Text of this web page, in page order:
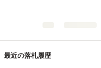
最近の落札履歴